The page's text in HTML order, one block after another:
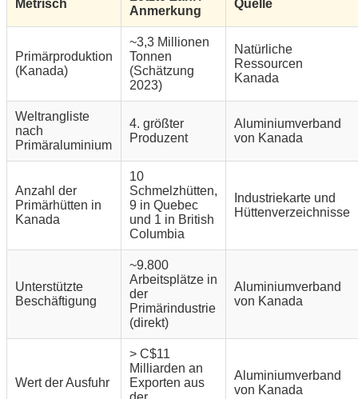
Metrisch
Anmerkung
Quelle
Primärproduktion
(Kanada)
~3,3 Millionen
Tonnen
(Schätzung
2023)
Natürliche
Ressourcen
Kanada
Weltrangliste
nach
Primäraluminium
4. größter
Produzent
Aluminiumverband
von Kanada
Anzahl der
Primärhütten in
Kanada
10
Schmelzhütten,
9 in Quebec
und 1 in British
Columbia
Industriekarte und
Hüttenverzeichnisse
Unterstützte
Beschäftigung
~9.800
Arbeitsplätze in
der
Primärindustrie
(direkt)
Aluminiumverband
von Kanada
Wert der Ausfuhr
> C$11
Milliarden an
Exporten aus
Aluminiumverband
von Kanada